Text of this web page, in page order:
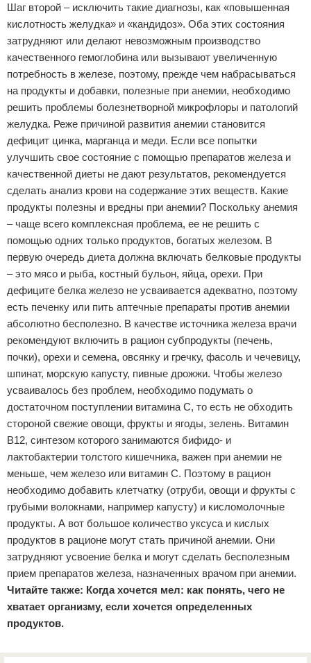
Шаг второй – исключить такие диагнозы, как «повышенная
кислотность желудка» и «кандидоз». Оба этих состояния
затрудняют или делают невозможным производство
качественного гемоглобина или вызывают увеличенную
потребность в железе, поэтому, прежде чем набрасываться
на продукты и добавки, полезные при анемии, необходимо
решить проблемы болезнетворной микрофлоры и патологий
желудка. Реже причиной развития анемии становится
дефицит цинка, марганца и меди. Если все попытки
улучшить свое состояние с помощью препаратов железа и
качественной диеты не дают результатов, рекомендуется
сделать анализ крови на содержание этих веществ. Какие
продукты полезны и вредны при анемии? Поскольку анемия
– чаще всего комплексная проблема, ее не решить с
помощью одних только продуктов, богатых железом. В
первую очередь диета должна включать белковые продукты
– это мясо и рыба, костный бульон, яйца, орехи. При
дефиците белка железо не усваивается адекватно, поэтому
есть печенку или пить аптечные препараты против анемии
абсолютно бесполезно. В качестве источника железа врачи
рекомендуют включить в рацион субпродукты (печень,
почки), орехи и семена, овсянку и гречку, фасоль и чечевицу,
шпинат, морскую капусту, пивные дрожжи. Чтобы железо
усваивалось без проблем, необходимо подумать о
достаточном поступлении витамина С, то есть не обходить
стороной свежие овощи, фрукты и ягоды, зелень. Витамин
B12, синтезом которого занимаются бифидо- и
лактобактерии толстого кишечника, важен при анемии не
меньше, чем железо или витамин С. Поэтому в рацион
необходимо добавить клетчатку (отруби, овощи и фрукты с
грубыми волокнами, например капусту) и кисломолочные
продукты. А вот большое количество уксуса и кислых
продуктов в рационе могут стать причиной анемии. Они
затрудняют усвоение белка и могут сделать бесполезным
прием препаратов железа, назначенных врачом при анемии.
Читайте также: Когда хочется мел: как понять, чего не
хватает организму, если хочется определенных
продуктов.